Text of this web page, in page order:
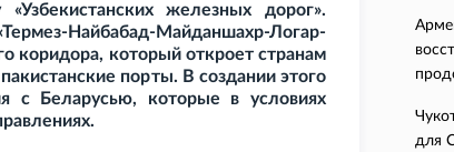
железных дорог».
Найбабад-Майданшахр-Логар-
коридора, который откроет странам
порты. В создании этого
с Беларусью, которые в условиях
для